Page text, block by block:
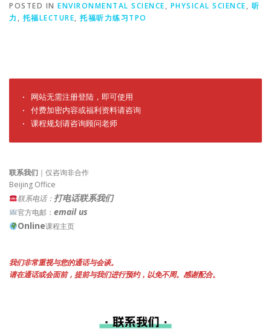
POSTED IN ENVIRONMENTAL SCIENCE, PHYSICAL SCIENCE, 听
力 , 托福LECTURE, 托福听力练习TPO
· 网站无需注册登陆，即可使用
· 付费加密内容或福利资料请咨询
· 课程规划请咨询顾问老师
联系我们 ｜仅咨询非合作
Beijing Office
联系电话： 打电话联系我们
官方电邮： email us
Online课程主页
我们非常重视与您的通话与会谈。
请在通话或会面前，提前与我们进行预约，以免不周。感谢配合。